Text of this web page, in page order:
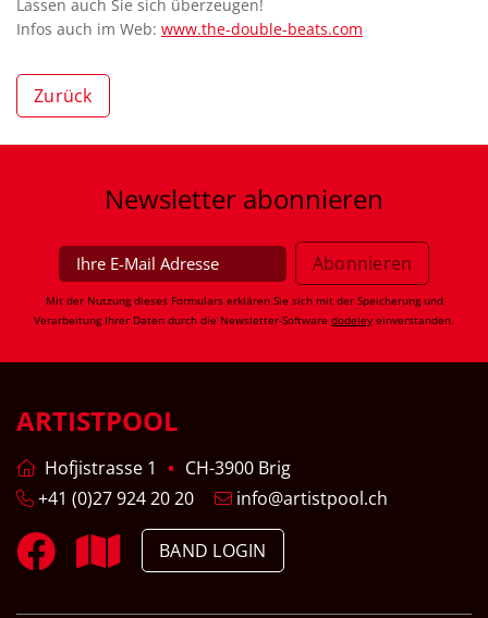
Lassen auch Sie sich überzeugen!
Infos auch im Web: www.the-double-beats.com
Zurück
Newsletter abonnieren
Mit der Nutzung dieses Formulars erklären Sie sich mit der Speicherung und
Verarbeitung Ihrer Daten durch die Newsletter-Software dodeley einverstanden.
ARTISTPOOL
Hofjistrasse 1
CH-3900 Brig
+41 (0)27 924 20 20
info@artistpool.ch
BAND LOGIN